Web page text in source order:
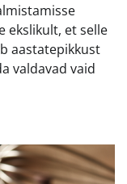
ekslikult, et selle
aastatepikkust
valdavad vaid